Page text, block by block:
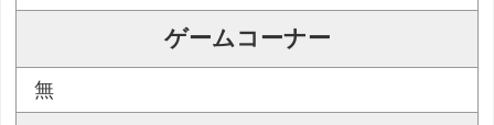
ゲームコーナー
無